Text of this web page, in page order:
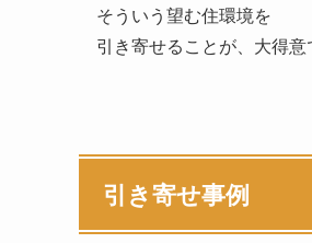
そういう望む住環境を
引き寄せることが、大得意
引き寄せ事例